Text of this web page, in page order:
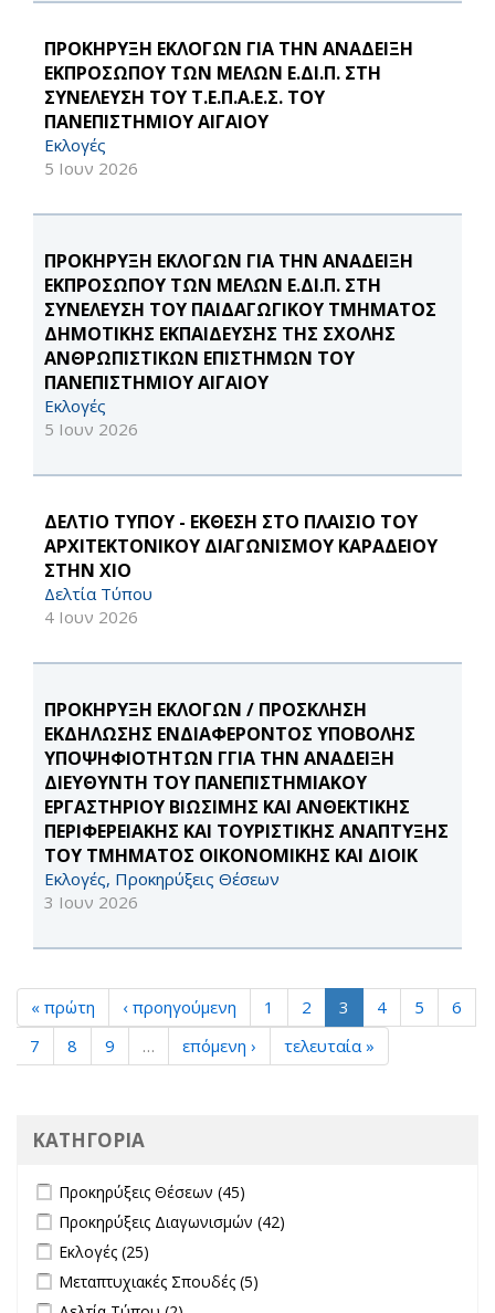
ΠΡΟΚΗΡΥΞΗ ΕΚΛΟΓΩΝ ΓΙΑ ΤΗΝ ΑΝΑΔΕΙΞΗ
ΕΚΠΡΟΣΩΠΟΥ ΤΩΝ ΜΕΛΩΝ Ε.ΔΙ.Π. ΣΤΗ
ΣΥΝΕΛΕΥΣΗ ΤΟΥ Τ.Ε.Π.Α.Ε.Σ. ΤΟΥ
ΠΑΝΕΠΙΣΤΗΜΙΟΥ ΑΙΓΑΙΟΥ
Εκλογές
5 Ιουν 2026
ΠΡΟΚΗΡΥΞΗ ΕΚΛΟΓΩΝ ΓΙΑ ΤΗΝ ΑΝΑΔΕΙΞΗ
ΕΚΠΡΟΣΩΠΟΥ ΤΩΝ ΜΕΛΩΝ Ε.ΔΙ.Π. ΣΤΗ
ΣΥΝΕΛΕΥΣΗ ΤΟΥ ΠΑΙΔΑΓΩΓΙΚΟΥ ΤΜΗΜΑΤΟΣ
ΔΗΜΟΤΙΚΗΣ ΕΚΠΑΙΔΕΥΣΗΣ ΤΗΣ ΣΧΟΛΗΣ
ΑΝΘΡΩΠΙΣΤΙΚΩΝ ΕΠΙΣΤΗΜΩΝ ΤΟΥ
ΠΑΝΕΠΙΣΤΗΜΙΟΥ ΑΙΓΑΙΟΥ
Εκλογές
5 Ιουν 2026
ΔΕΛΤΙΟ ΤΥΠΟΥ - ΕΚΘΕΣΗ ΣΤΟ ΠΛΑΙΣΙΟ ΤΟΥ
ΑΡΧΙΤΕΚΤΟΝΙΚΟΥ ΔΙΑΓΩΝΙΣΜΟΥ ΚΑΡΑΔΕΙΟΥ
ΣΤΗΝ ΧΙΟ
Δελτία Τύπου
4 Ιουν 2026
ΠΡΟΚΗΡΥΞΗ ΕΚΛΟΓΩΝ / ΠΡΟΣΚΛΗΣΗ
ΕΚΔΗΛΩΣΗΣ ΕΝΔΙΑΦΕΡΟΝΤΟΣ ΥΠΟΒΟΛΗΣ
ΥΠΟΨΗΦΙΟΤΗΤΩΝ ΓΓΙΑ ΤΗΝ ΑΝΑΔΕΙΞΗ
ΔΙΕΥΘΥΝΤΗ ΤΟΥ ΠΑΝΕΠΙΣΤΗΜΙΑΚΟΥ
ΕΡΓΑΣΤΗΡΙΟΥ ΒΙΩΣΙΜΗΣ ΚΑΙ ΑΝΘΕΚΤΙΚΗΣ
ΠΕΡΙΦΕΡΕΙΑΚΗΣ ΚΑΙ ΤΟΥΡΙΣΤΙΚΗΣ ΑΝΑΠΤΥΞΗΣ
ΤΟΥ ΤΜΗΜΑΤΟΣ ΟΙΚΟΝΟΜΙΚΗΣ ΚΑΙ ΔΙΟΙΚ
Εκλογές, Προκηρύξεις Θέσεων
3 Ιουν 2026
« πρώτη ‹ προηγούμενη 1 2 3 4 5
6
7
8 9 … επόμενη › τελευταία »
ΚΑΤΗΓΟΡΙΑ
Apply Προκηρύξεις Θέσεων filter
Προκηρύξεις Θέσεων (45)
Apply Προκηρύξεις Διαγωνισμών filter
Προκηρύξεις Διαγωνισμών (42)
Apply Εκλογές filter
Εκλογές (25)
Apply Μεταπτυχιακές Σπουδές filter
Μεταπτυχιακές Σπουδές (5)
Apply Δελτία Τύπου filter